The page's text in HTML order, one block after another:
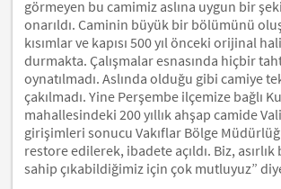
görmeyen bu camimiz aslına uygun bir
onarıldı. Caminin büyük bir bölümünü
kısımlar ve kapısı 500 yıl önceki orijinal
durmakta. Çalışmalar esnasında hiçbir
oynatılmadı. Aslında olduğu gibi camiye
çakılmadı. Yine Perşembe ilçemize bağlı
mahallesindeki 200 yıllık ahşap camide
girişimleri sonucu Vakıflar Bölge
restore edilerek, ibadete açıldı. Biz,
sahip çıkabildiğimiz için çok mutluyuz”